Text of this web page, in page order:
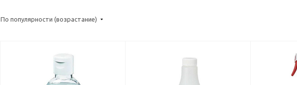
По популярности (возрастание)